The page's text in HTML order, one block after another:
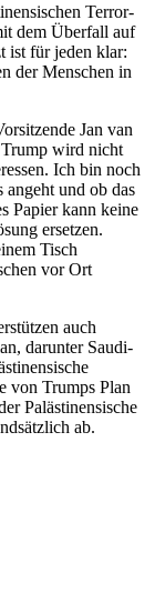
Terror-
dem Überfall auf
ist für jeden klar:
der Menschen in
Jan van
wird nicht
Ich bin noch
angeht und ob das
Papier kann keine
ersetzen.
Tisch
vor Ort
auch
darunter Saudi-
von Trumps Plan
Palästinensische
ab.